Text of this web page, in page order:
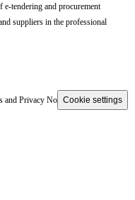
tendering and procurement
suppliers in the professional
and Privacy NoticeCookie settings